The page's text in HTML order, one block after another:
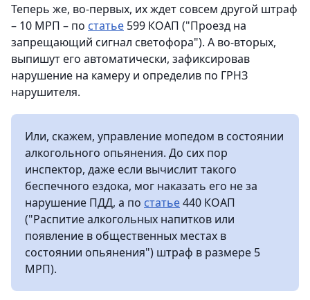
Теперь же, во-первых, их ждет совсем другой штраф
– 10 МРП – по статье 599 КОАП ("Проезд на
запрещающий сигнал светофора"). А во-вторых,
выпишут его автоматически, зафиксировав
нарушение на камеру и определив по ГРНЗ
нарушителя.
Или, скажем, управление мопедом в состоянии
алкогольного опьянения. До сих пор
инспектор, даже если вычислит такого
беспечного ездока, мог наказать его не за
нарушение ПДД, а по статье440 КОАП
("Распитие алкогольных напитков или
появление в общественных местах в
состоянии опьянения") штраф в размере 5
МРП).